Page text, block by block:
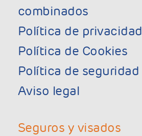
combinados
Política de privacidad
Política de Cookies
Política de seguridad
Aviso legal
Seguros y visados